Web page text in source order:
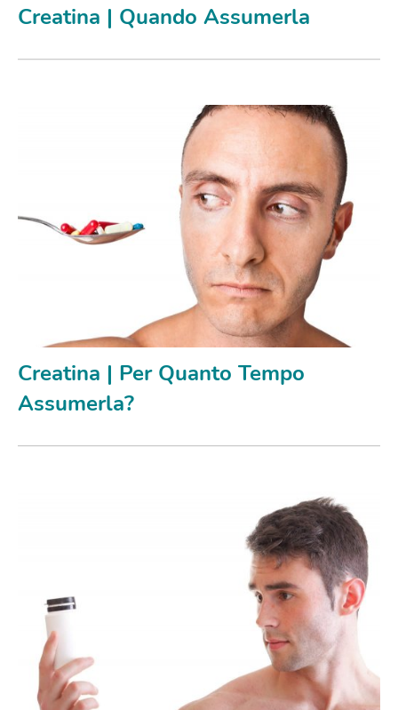
Creatina | Quando Assumerla
Creatina | Per Quanto Tempo
Assumerla?